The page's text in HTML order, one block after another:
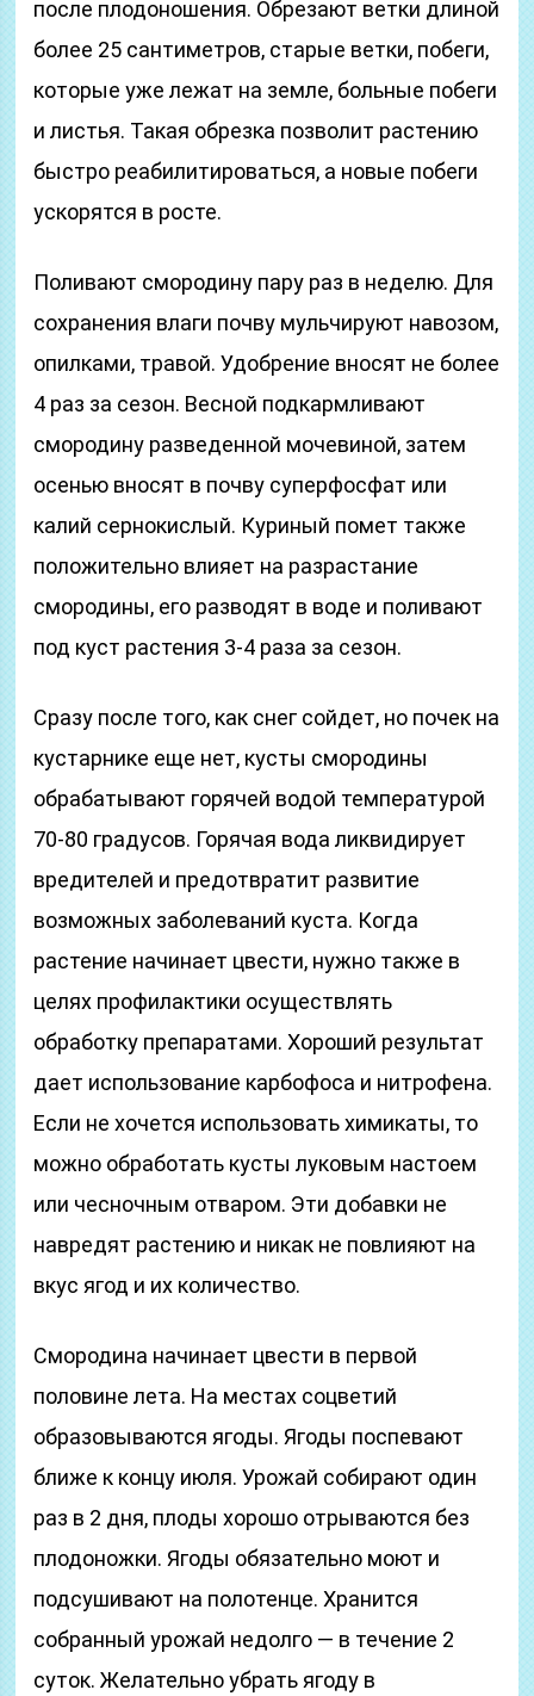
после плодоношения. Обрезают ветки длиной
более 25 сантиметров, старые ветки, побеги,
которые уже лежат на земле, больные побеги
и листья. Такая обрезка позволит растению
быстро реабилитироваться, а новые побеги
ускорятся в росте.
Поливают смородину пару раз в неделю. Для
сохранения влаги почву мульчируют навозом,
опилками, травой. Удобрение вносят не более
4 раз за сезон. Весной подкармливают
смородину разведенной мочевиной, затем
осенью вносят в почву суперфосфат или
калий сернокислый. Куриный помет также
положительно влияет на разрастание
смородины, его разводят в воде и поливают
под куст растения 3-4 раза за сезон.
Сразу после того, как снег сойдет, но почек на
кустарнике еще нет, кусты смородины
обрабатывают горячей водой температурой
70-80 градусов. Горячая вода ликвидирует
вредителей и предотвратит развитие
возможных заболеваний куста. Когда
растение начинает цвести, нужно также в
целях профилактики осуществлять
обработку препаратами. Хороший результат
дает использование карбофоса и нитрофена.
Если не хочется использовать химикаты, то
можно обработать кусты луковым настоем
или чесночным отваром. Эти добавки не
навредят растению и никак не повлияют на
вкус ягод и их количество.
Смородина начинает цвести в первой
половине лета. На местах соцветий
образовываются ягоды. Ягоды поспевают
ближе к концу июля. Урожай собирают один
раз в 2 дня, плоды хорошо отрываются без
плодоножки. Ягоды обязательно моют и
подсушивают на полотенце. Хранится
собранный урожай недолго — в течение 2
суток. Желательно убрать ягоду в